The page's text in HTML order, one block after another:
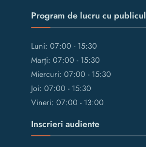
Program de lucru cu publicul
Luni: 07:00 - 15:30
Marți: 07:00 - 15:30
Miercuri: 07:00 - 15:30
Joi: 07:00 - 15:30
Vineri: 07:00 - 13:00
Inscrieri audiente